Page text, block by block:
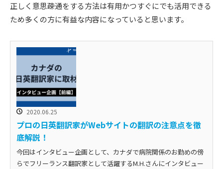
正しく意思疎通をする方法は有用かつすぐにでも活用できる
ため多くの方に有益な内容になっていると思います。
2020.06.25
プロの日英翻訳家がWebサイトの翻訳の注意点を徹
底解説！
今回はインタビュー企画として、カナダで病院関係のお勤めの傍
らでフリーランス翻訳家として活躍するM.H.さんにインタビュー